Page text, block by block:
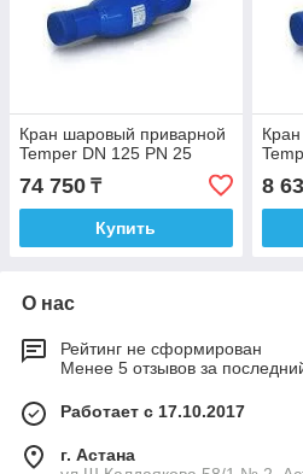
Кран шаровый приварной
Temper DN 125 PN 25
74 750 ₸
Купить
8
О нас
Рейтинг не сформирован
Менее 5 отзывов за
Работает с 17.10.2017
г. Астана